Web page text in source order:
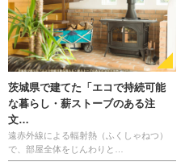
茨城県で建てた「エコで持続可能
な暮らし・薪ストーブのある注
文…
遠赤外線による輻射熱（ふくしゃねつ）
で、部屋全体をじんわりと…